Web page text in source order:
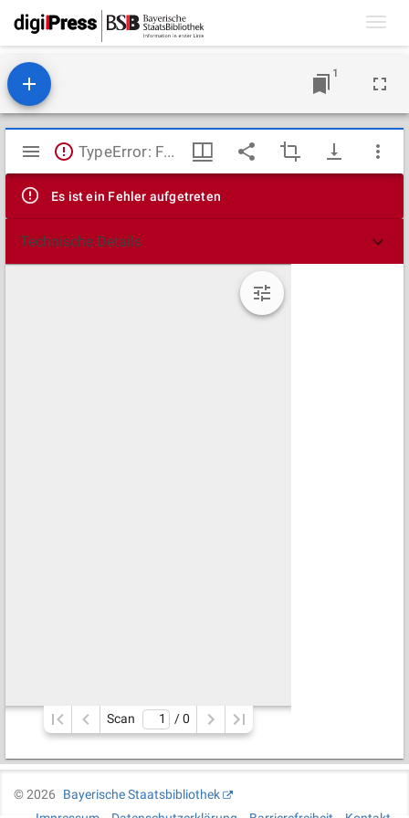
1
Mirador
Viewer
TypeError: Failed to fetch
Es ist ein Fehler aufgetreten
Technische Details
Scan / 0
©2026
Bayerische Staatsbibliothek